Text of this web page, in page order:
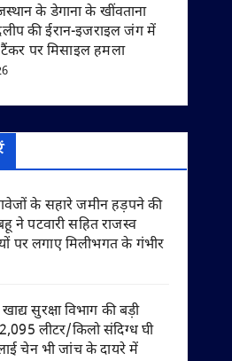
के डेगाना के खींवताना
की ईरान-इजराइल जंग में
पर मिसाइल हमला
के सहारे जमीन हड़पने की
ने पटवारी सहित राजस्व
पर लगाए मिलीभगत के गंभीर
सुरक्षा विभाग की बड़ी
2,095 लीटर/किलो संदिग्ध घी
चेन भी जांच के दायरे में